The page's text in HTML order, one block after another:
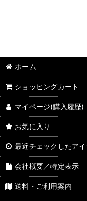
ホーム
ショッピングカート
マイページ(購入履歴)
お気に入り
最近チェックしたア
会社概要／特定表示
送料・ご利用案内